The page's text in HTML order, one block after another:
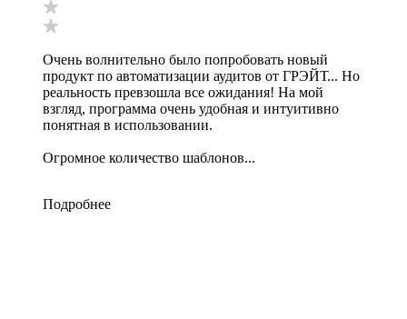
Очень волнительно было попробовать новый
продукт по автоматизации аудитов от ГРЭЙТ... Но
реальность превзошла все ожидания! На мой
взгляд, программа очень удобная и интуитивно
понятная в использовании.
Огромное количество шаблонов...
Подробнее